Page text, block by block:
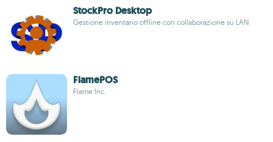
StockPro Desktop
Gestione inventario offline con collaborazione su LAN
FlamePOS
Flame Inc.